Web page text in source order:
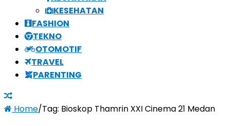
KESEHATAN
FASHION
TEKNO
OTOMOTIF
TRAVEL
PARENTING
Home/Tag: Bioskop Thamrin XXI Cinema 21 Medan